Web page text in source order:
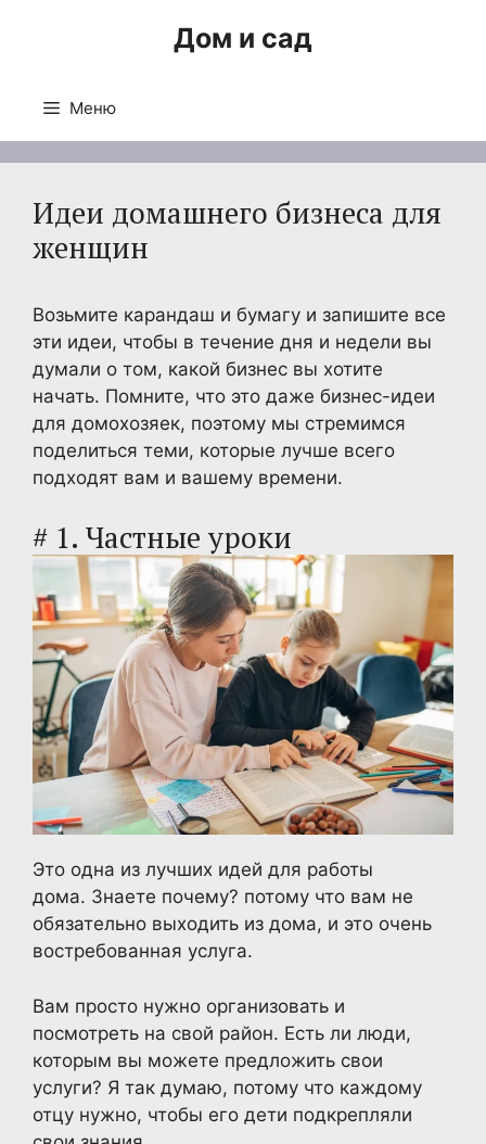
Дом и сад
Меню
Идеи домашнего бизнеса для
женщин
Возьмите карандаш и бумагу и запишите все
эти идеи, чтобы в течение дня и недели вы
думали о том, какой бизнес вы хотите
начать. Помните, что это даже бизнес-идеи
для домохозяек, поэтому мы стремимся
поделиться теми, которые лучше всего
подходят вам и вашему времени.
# 1. Частные уроки
Это одна из лучших идей для работы
дома. Знаете почему? потому что вам не
обязательно выходить из дома, и это очень
востребованная услуга.
Вам просто нужно организовать и
посмотреть на свой район. Есть ли люди,
которым вы можете предложить свои
услуги? Я так думаю, потому что каждому
отцу нужно, чтобы его дети подкрепляли